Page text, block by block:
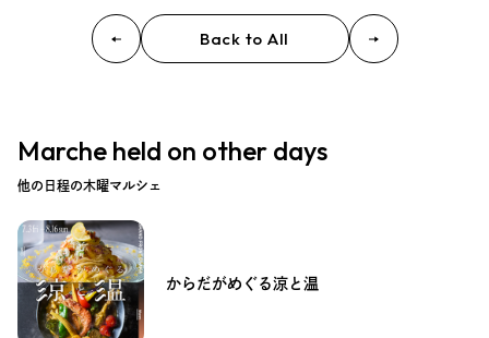
Back to All
Marche held on other days
他の日程の木曜マルシェ
からだがめぐる涼と温